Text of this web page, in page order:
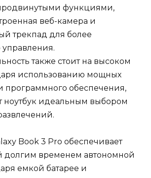
функциями,
веб-камера и
трекпад для более
также стоит на высоком
использованию мощных
программного обеспечения,
ноутбук идеальным выбором
Book 3 Pro обеспечивает
долгим временем автономной
емкой батарее и